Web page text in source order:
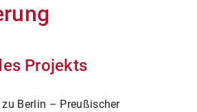
Projekts
Berlin – Preußischer